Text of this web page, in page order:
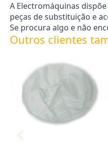
A Electromáquinas
peças de substituição e
Se procura algo e não
Outros clientes